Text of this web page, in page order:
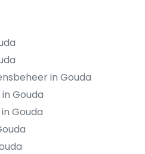
in Gouda
Gouda
Gouda